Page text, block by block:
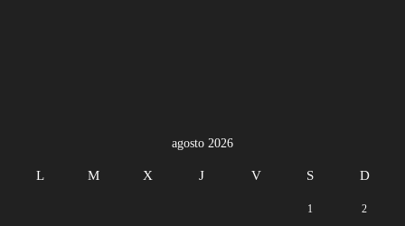
agosto 2026
L M X J V S D
1 2